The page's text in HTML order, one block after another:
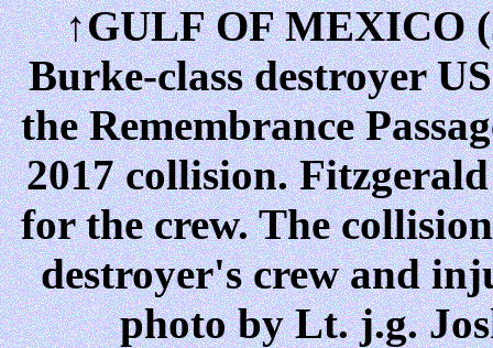
↑GULF OF MEXICO
Burke-class destroyer
the Remembrance
2017 collision.
for the crew. The
destroyer's crew and
photo by Lt. j.g.